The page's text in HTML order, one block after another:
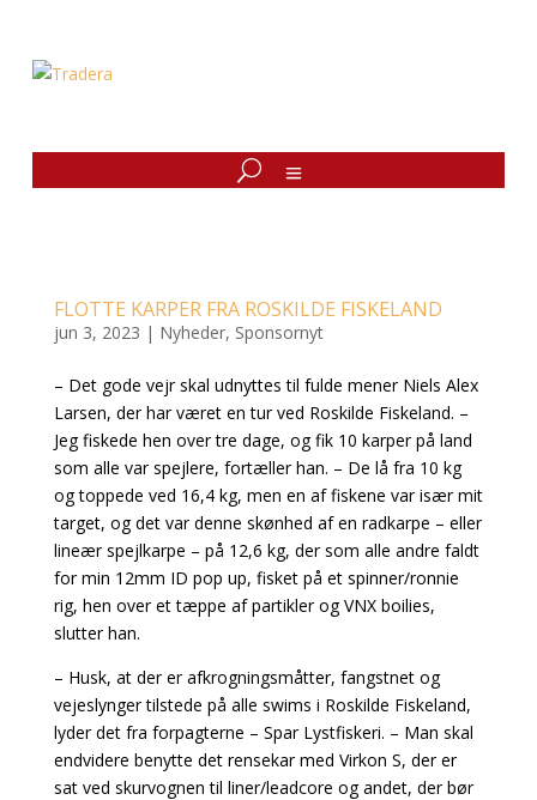
FLOTTE KARPER FRA ROSKILDE FISKELAND
jun 3, 2023 | Nyheder, Sponsornyt
– Det gode vejr skal udnyttes til fulde mener Niels Alex
Larsen, der har været en tur ved Roskilde Fiskeland. –
Jeg fiskede hen over tre dage, og fik 10 karper på land
som alle var spejlere, fortæller han. – De lå fra 10 kg
og toppede ved 16,4 kg, men en af fiskene var især mit
target, og det var denne skønhed af en radkarpe – eller
lineær spejlkarpe – på 12,6 kg, der som alle andre faldt
for min 12mm ID pop up, fisket på et spinner/ronnie
rig, hen over et tæppe af partikler og VNX boilies,
slutter han.
– Husk, at der er afkrogningsmåtter, fangstnet og
vejeslynger tilstede på alle swims i Roskilde Fiskeland,
lyder det fra forpagterne – Spar Lystfiskeri. – Man skal
endvidere benytte det rensekar med Virkon S, der er
sat ved skurvognen til liner/leadcore og andet, der bør